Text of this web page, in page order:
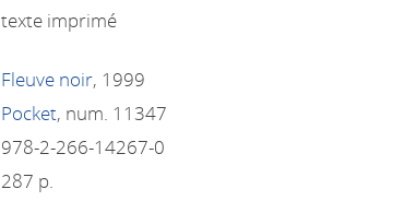
texte imprimé
Fleuve noir, 1999
Pocket, num. 11347
978-2-266-14267-0
287 p.